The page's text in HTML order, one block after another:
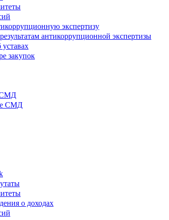
экспертизу
антикоррупционной экспертизы
закупок
СМД
СМД
о доходах